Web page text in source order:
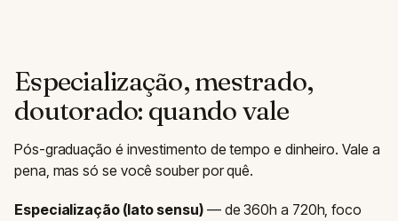
Especialização, mestrado,
doutorado: quando vale
Pós-graduação é investimento de tempo e dinheiro. Vale a
pena, mas só se você souber por quê.
Especialização (lato sensu)— de 360h a 720h, foco